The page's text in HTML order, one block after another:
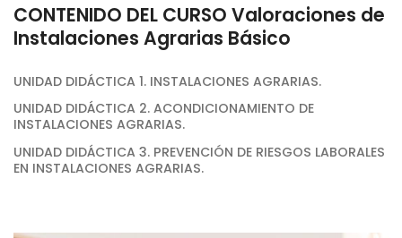
CONTENIDO DEL CURSO Valoraciones de
Instalaciones Agrarias Básico
UNIDAD DIDÁCTICA 1. INSTALACIONES AGRARIAS.
UNIDAD DIDÁCTICA 2. ACONDICIONAMIENTO DE
INSTALACIONES AGRARIAS.
UNIDAD DIDÁCTICA 3. PREVENCIÓN DE RIESGOS LABORALES
EN INSTALACIONES AGRARIAS.